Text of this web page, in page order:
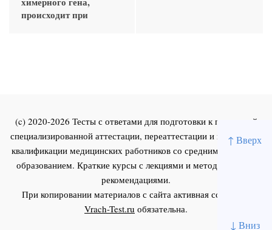
↑ Вверх
↓ Вниз
происходит при
(c) 2020-2026 Тесты с ответами для подготовки к первичной
специализированной аттестации, переаттестации и повышения
квалификации медицинских работников со средним и высшим
образованием. Краткие курсы с лекциями и методическими
рекомендациями.
При копировании материалов с сайта активная ссылка на
Vrach-Test.ru обязательна.